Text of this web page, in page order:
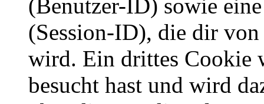
(Benutzer-ID) sowie
(Session-ID), die dir
wird. Ein drittes Cookie
besucht hast und wird